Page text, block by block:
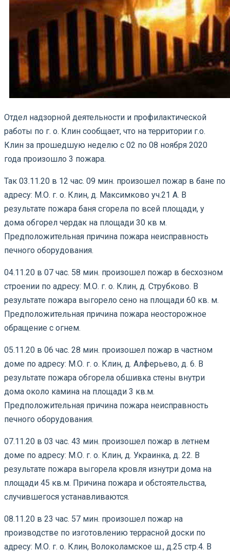
Отдел надзорной деятельности и профилактической
работы по г. о. Клин сообщает, что на территории г.о.
Клин за прошедшую неделю с 02 по 08 ноября 2020
года произошло 3 пожара.
Так 03.11.20 в 12 час. 09 мин. произошел пожар в бане по
адресу: М.О. г. о. Клин, д. Максимково уч.21 А. В
результате пожара баня сгорела по всей площади, у
дома обгорел чердак на площади 30 кв м.
Предположительная причина пожара неисправность
печного оборудования.
04.11.20 в 07 час. 58 мин. произошел пожар в бесхозном
строении по адресу: М.О. г. о. Клин, д. Струбково. В
результате пожара выгорело сено на площади 60 кв. м.
Предположительная причина пожара неосторожное
обращение с огнем.
05.11.20 в 06 час. 28 мин. произошел пожар в частном
доме по адресу: М.О. г. о. Клин, д. Алферьево, д. 6. В
результате пожара обгорела обшивка стены внутри
дома около камина на площади 3 кв.м.
Предположительная причина пожара неисправность
печного оборудования.
07.11.20 в 03 час. 43 мин. произошел пожар в летнем
доме по адресу: М.О. г. о. Клин, д. Украинка, д. 22. В
результате пожара выгорела кровля изнутри дома на
площади 45 кв.м. Причина пожара и обстоятельства,
случившегося устанавливаются.
08.11.20 в 23 час. 57 мин. произошел пожар на
производстве по изготовлению террасной доски по
адресу: М.О. г. о. Клин, Волоколамское ш., д.25 стр.4. В